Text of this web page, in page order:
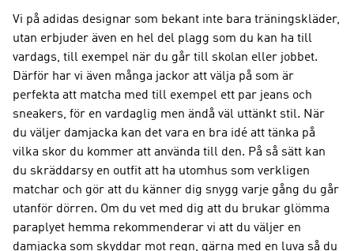
Vi på adidas designar som bekant inte bara träningskläder,
utan erbjuder även en hel del plagg som du kan ha till
vardags, till exempel när du går till skolan eller jobbet.
Därför har vi även många jackor att välja på som är
perfekta att matcha med till exempel ett par jeans och
sneakers, för en vardaglig men ändå väl uttänkt stil. När
du väljer damjacka kan det vara en bra idé att tänka på
vilka skor du kommer att använda till den. På så sätt kan
du skräddarsy en outfit att ha utomhus som verkligen
matchar och gör att du känner dig snygg varje gång du går
utanför dörren. Om du vet med dig att du brukar glömma
paraplyet hemma rekommenderar vi att du väljer en
damjacka som skyddar mot regn, gärna med en luva så du